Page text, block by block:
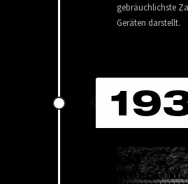
gebräuchlichste
Geräten darstellt.